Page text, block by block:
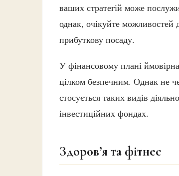
ваших стратегій може
однак, очікуйте можливостей
прибуткову посаду.
У фінансовому плані
цілком безпечним. Однак не
стосується таких видів
інвестиційних фондах.
Здоров’я та фітнес